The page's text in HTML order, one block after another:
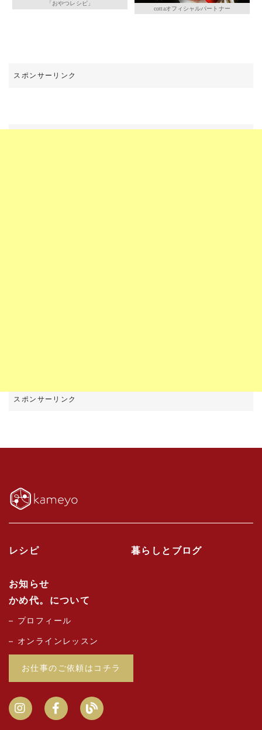
「おやつレシピ」
cottaオフィシャルパートナー
レシピ 暮らしとブログ
お知らせ
かめ代。について
プロフィール
オンラインレッスン
お仕事のご依頼はコチラ